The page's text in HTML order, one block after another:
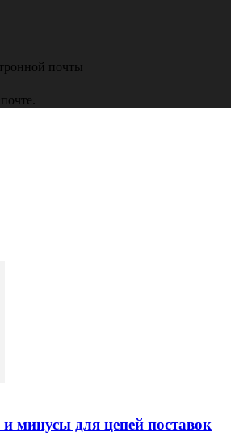
почты
минусы для цепей поставок